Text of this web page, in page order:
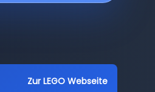
Zur LEGO Webseite